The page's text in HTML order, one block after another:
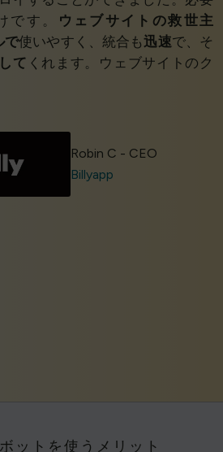
です。
ウェブサイトの救世主
で使いやすく、統合も迅速で、そ
て くれます。ウェブサイトのク
Robin C - CEO
Billyapp
ットを使うメリット